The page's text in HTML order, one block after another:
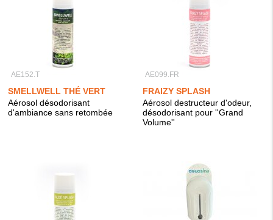
AE152.T
SMELLWELL THÉ VERT
Aérosol désodorisant
d'ambiance sans retombée
AE099.FR
FRAIZY SPLASH
Aérosol destructeur d'odeur,
désodorisant pour ''Grand
Volume''